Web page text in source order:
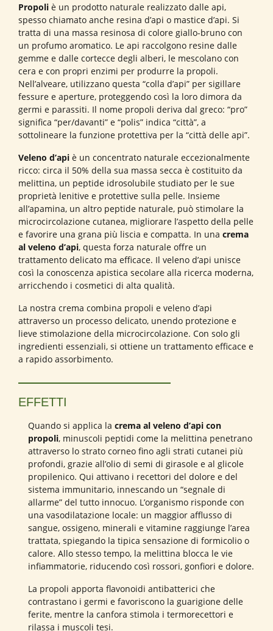
Propoli è un prodotto naturale realizzato dalle api,
spesso chiamato anche resina d’api o mastice d’api. Si
tratta di una massa resinosa di colore giallo-bruno con
un profumo aromatico. Le api raccolgono resine dalle
gemme e dalle cortecce degli alberi, le mescolano con
cera e con propri enzimi per produrre la propoli.
Nell’alveare, utilizzano questa “colla d’api” per sigillare
fessure e aperture, proteggendo così la loro dimora da
germi e parassiti. Il nome propoli deriva dal greco: “pro”
significa “per/davanti” e “polis” indica “città”, a
sottolineare la funzione protettiva per la “città delle api”.
Veleno d’api è un concentrato naturale eccezionalmente
ricco: circa il 50% della sua massa secca è costituito da
melittina, un peptide idrosolubile studiato per le sue
proprietà lenitive e protettive sulla pelle. Insieme
all’apamina, un altro peptide naturale, può stimolare la
microcircolazione cutanea, migliorare l’aspetto della pelle
e favorire una grana più liscia e compatta. In una crema
al veleno d’api, questa forza naturale offre un
trattamento delicato ma efficace. Il veleno d’api unisce
così la conoscenza apistica secolare alla ricerca moderna,
arricchendo i cosmetici di alta qualità.
La nostra crema combina propoli e veleno d’api
attraverso un processo delicato, unendo protezione e
lieve stimolazione della microcircolazione. Con solo gli
ingredienti essenziali, si ottiene un trattamento efficace e
a rapido assorbimento.
EFFETTI
Quando si applica la crema al veleno d’api con
propoli, minuscoli peptidi come la melittina penetrano
attraverso lo strato corneo fino agli strati cutanei più
profondi, grazie all’olio di semi di girasole e al glicole
propilenico. Qui attivano i recettori del dolore e del
sistema immunitario, innescando un “segnale di
allarme” del tutto innocuo. L’organismo risponde con
una vasodilatazione locale: un maggior afflusso di
sangue, ossigeno, minerali e vitamine raggiunge l’area
trattata, spiegando la tipica sensazione di formicolio o
calore. Allo stesso tempo, la melittina blocca le vie
infiammatorie, riducendo così rossori, gonfiori e dolore.
La propoli apporta flavonoidi antibatterici che
contrastano i germi e favoriscono la guarigione delle
ferite, mentre la canfora stimola i termorecettori e
rilassa i muscoli tesi.